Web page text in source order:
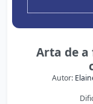
Arta de a
Autor: